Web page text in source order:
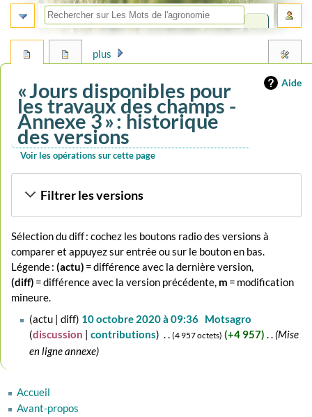
Aide
« Jours disponibles pour
les travaux des champs -
Annexe 3 » : historique
des versions
Voir les opérations sur cette page
Filtrer les versions
Sélection du diff : cochez les boutons radio des versions à
comparer et appuyez sur entrée ou sur le bouton en bas.
Légende :(actu) = différence avec la dernière version,
(diff) = différence avec la version précédente, m = modification
mineure.
10
octobre
2020
actu diff 10 octobre 2020 à 09:36‎ Motsagro
discussion
contributions 4 957 octets +4 957
Mise
en ligne annexe
plus
Accueil
Avant-propos